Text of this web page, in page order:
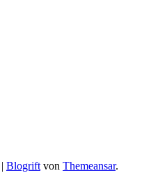
| Blogrift von Themeansar.